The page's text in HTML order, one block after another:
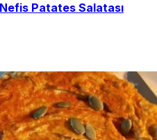
Patates Salatası